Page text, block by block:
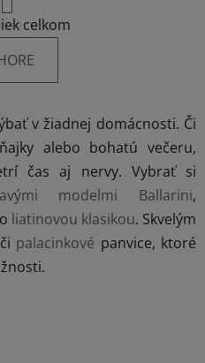
O
v
l
á
d
c
i
e
p
r
v
k
y
r
á
n
k
n
i
e
celkom
v žiadnej domácnosti. Či
alebo bohatú večeru,
čas aj nervy. Vybrať si
modelmi Ballarini,
liatinovou klasikou. Skvelým
či palacinkové panvice, ktoré